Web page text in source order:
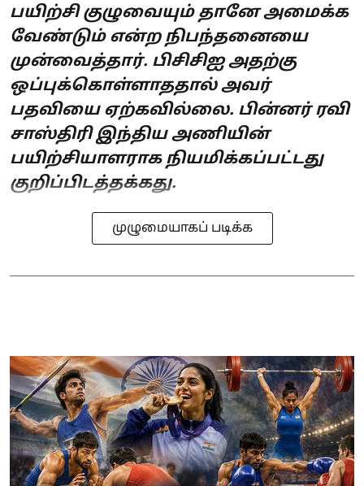
பயிற்சி குழுவையும் தானே அமைக்க
வேண்டும் என்ற நிபந்தனையை
முன்வைத்தார். பிசிசிஐ அதற்கு
ஒப்புக்கொள்ளாததால் அவர்
பதவியை ஏற்கவில்லை. பின்னர் ரவி
சாஸ்திரி இந்திய அணியின்
பயிற்சியாளராக நியமிக்கப்பட்டது
குறிப்பிடத்தக்கது.
முழுமையாகப் படிக்க